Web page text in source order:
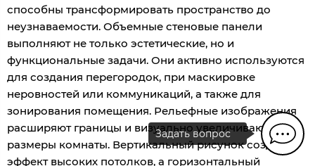
Задать вопрос
способны трансформировать пространство до
неузнаваемости. Объемные стеновые панели
выполняют не только эстетические, но и
функциональные задачи. Они активно используются
для создания перегородок, при маскировке
неровностей или коммуникаций, а также для
зонирования помещения. Рельефные изображения
расширяют границы и визуально увеличивают
размеры комнаты. Вертикальный рисунок создаст
эффект высоких потолков, а горизонтальный